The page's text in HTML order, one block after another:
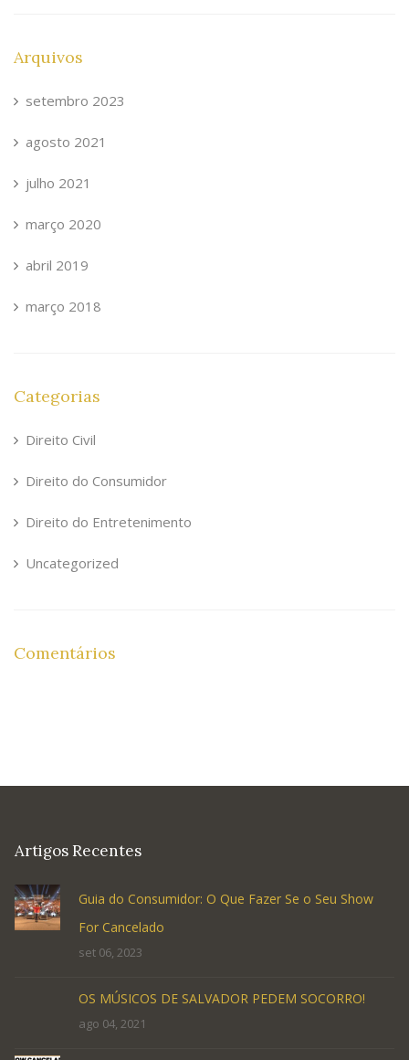
Arquivos
setembro 2023
agosto 2021
julho 2021
março 2020
abril 2019
março 2018
Categorias
Direito Civil
Direito do Consumidor
Direito do Entretenimento
Uncategorized
Comentários
Artigos Recentes
Guia do Consumidor: O Que Fazer Se o Seu Show
For Cancelado
set 06, 2023
OS MÚSICOS DE SALVADOR PEDEM SOCORRO!
ago 04, 2021